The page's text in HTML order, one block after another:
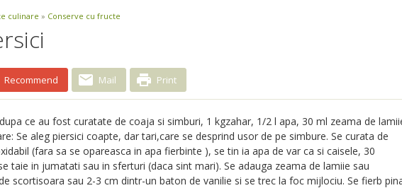
culinare » Conserve cu fructe
Recommend Mail Print
ce au fost curatate de coaja si simburi, 1 kgzahar, 1/2 l apa, 30 ml zeama de
Se aleg piersici coapte, dar tari,care se desprind usor de pe simbure. Se curata de
(fara sa se opareasca in apa fierbinte ), se tin ia apa de var ca si caisele, 30
taie in jumatati sau in sferturi (daca sint mari). Se adauga zeama de lamiie sau
scortisoara sau 2-3 cm dintr-un baton de vanilie si se trec la foc mijlociu. Se fierb